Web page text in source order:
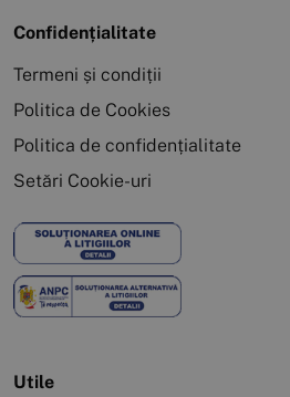
Confidențialitate
Termeni și condiții
Politica de Cookies
Politica de confidențialitate
Setări Cookie-uri
Utile